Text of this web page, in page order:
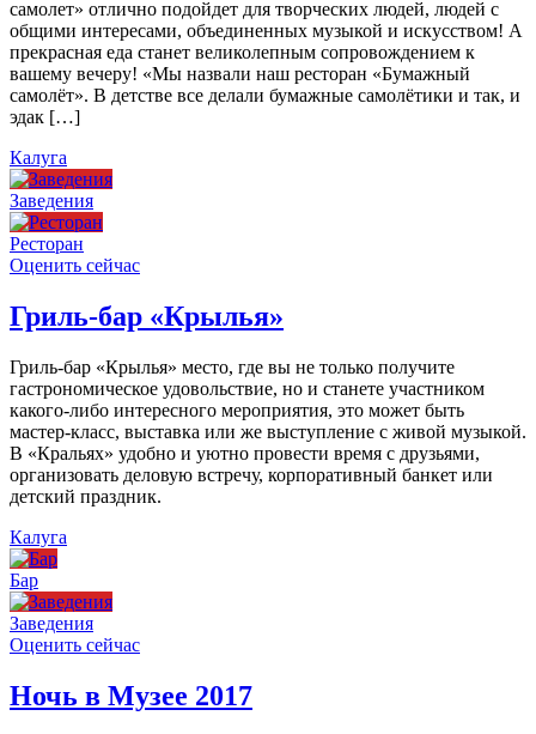
самолет» отлично подойдет для творческих людей, людей с
общими интересами, объединенных музыкой и искусством! А
прекрасная еда станет великолепным сопровождением к
вашему вечеру! «Мы назвали наш ресторан «Бумажный
самолёт». В детстве все делали бумажные самолётики и так, и
эдак […]
Калуга
Заведения
Ресторан
Оценить сейчас
Гриль-бар «Крылья»
Гриль-бар «Крылья» место, где вы не только получите
гастрономическое удовольствие, но и станете участником
какого-либо интересного мероприятия, это может быть
мастер-класс, выставка или же выступление с живой музыкой.
В «Кральях» удобно и уютно провести время с друзьями,
организовать деловую встречу, корпоративный банкет или
детский праздник.
Калуга
Бар
Заведения
Оценить сейчас
Ночь в Музее 2017